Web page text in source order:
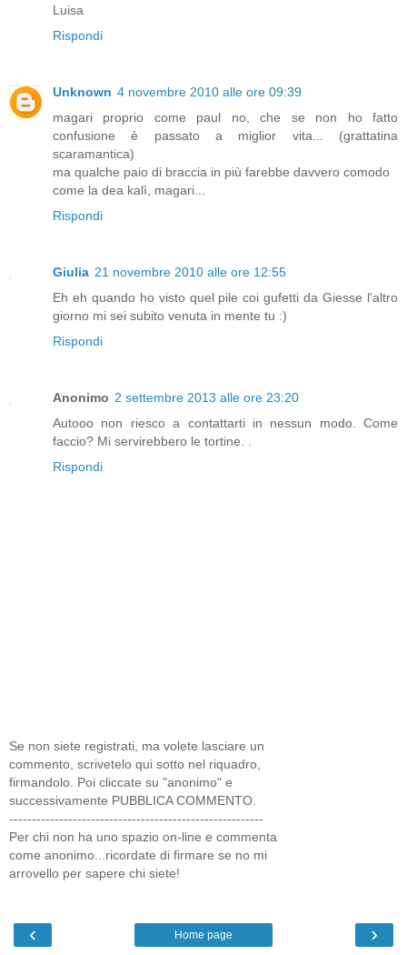
Luisa
Rispondi
Unknown 4 novembre 2010 alle ore 09:39
magari proprio come paul no, che se non ho fatto
confusione è passato a miglior vita... (grattatina
scaramantica)
ma qualche paio di braccia in più farebbe davvero comodo
come la dea kalì, magari...
Rispondi
Giulia 21 novembre 2010 alle ore 12:55
Eh eh quando ho visto quel pile coi gufetti da Giesse l'altro
giorno mi sei subito venuta in mente tu :)
Rispondi
Anonimo 2 settembre 2013 alle ore 23:20
Autooo non riesco a contattarti in nessun modo. Come
faccio? Mi servirebbero le tortine. .
Rispondi
Se non siete registrati, ma volete lasciare un
commento, scrivetelo qui sotto nel riquadro,
firmandolo. Poi cliccate su "anonimo" e
successivamente PUBBLICA COMMENTO.
--------------------------------------------------------
Per chi non ha uno spazio on-line e commenta
come anonimo...ricordate di firmare se no mi
arrovello per sapere chi siete!
‹ ›
Home page